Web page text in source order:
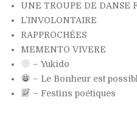
UNE TROUPE DE DANSE
L’INVOLONTAIRE
RAPPROCHÉES
MEMENTO VIVERE
– Yukido
– Le Bonheur est
– Festins poétiques